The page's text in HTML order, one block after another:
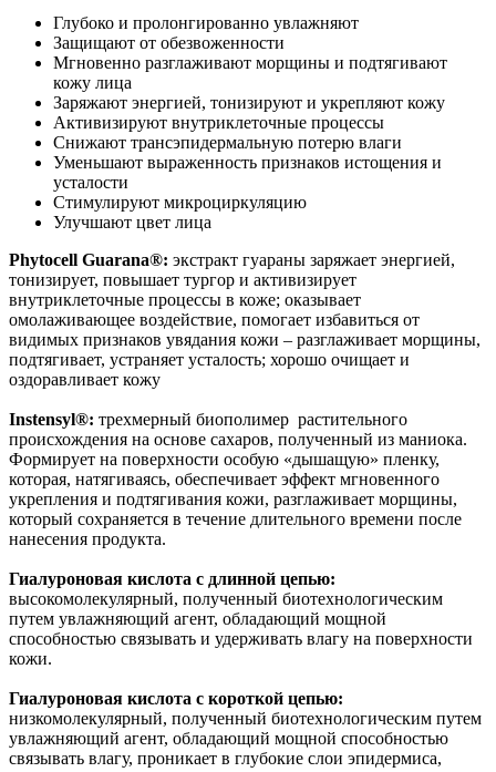
Глубоко и пролонгированно увлажняют
Защищают от обезвоженности
Мгновенно разглаживают морщины и подтягивают
кожу лица
Заряжают энергией, тонизируют и укрепляют кожу
Активизируют внутриклеточные процессы
Снижают трансэпидермальную потерю влаги
Уменьшают выраженность признаков истощения и
усталости
Стимулируют микроциркуляцию
Улучшают цвет лица
Phytocell Guarana®: экстракт гуараны заряжает энергией,
тонизирует, повышает тургор и активизирует
внутриклеточные процессы в коже; оказывает
омолаживающее воздействие, помогает избавиться от
видимых признаков увядания кожи – разглаживает морщины,
подтягивает, устраняет усталость; хорошо очищает и
оздоравливает кожу
Instensyl®: трехмерный биополимер растительного
происхождения на основе сахаров, полученный из маниока.
Формирует на поверхности особую «дышащую» пленку,
которая, натягиваясь, обеспечивает эффект мгновенного
укрепления и подтягивания кожи, разглаживает морщины,
который сохраняется в течение длительного времени после
нанесения продукта.
Гиалуроновая кислота с длинной цепью:
высокомолекулярный, полученный биотехнологическим
путем увлажняющий агент, обладающий мощной
способностью связывать и удерживать влагу на поверхности
кожи.
Гиалуроновая кислота с короткой цепью:
низкомолекулярный, полученный биотехнологическим путем
увлажняющий агент, обладающий мощной способностью
связывать влагу, проникает в глубокие слои эпидермиса,